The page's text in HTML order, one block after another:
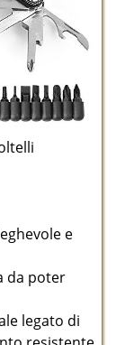
e
da poter
legato di